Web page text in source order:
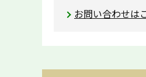
お問い合わせは